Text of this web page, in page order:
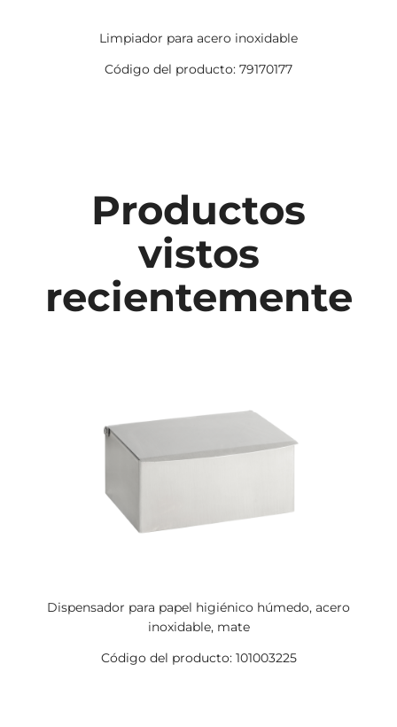
Limpiador para acero inoxidable
Código del producto: 79170177
Productos
vistos
recientemente
Dispensador para papel higiénico húmedo, acero
inoxidable, mate
Código del producto: 101003225